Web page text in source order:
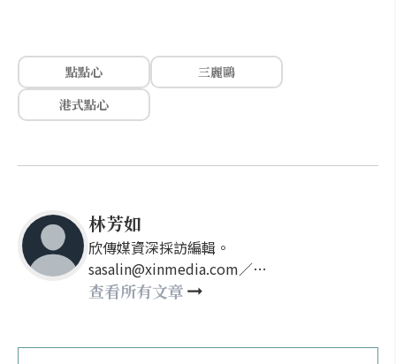
點點心
三麗鷗
港式點心
林芳如
欣傳媒資深採訪編輯。
sasalin@xinmedia.com／
happy21917@gmail.com
查看所有文章